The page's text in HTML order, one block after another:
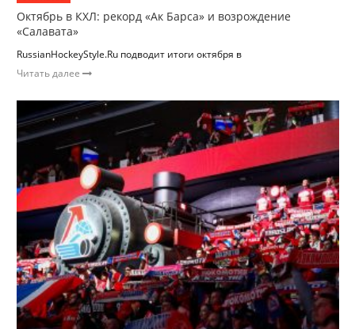
Октябрь в КХЛ: рекорд «Ак Барса» и возрождение
«Салавата»
RussianHockeyStyle.Ru подводит итоги октября в
Читать далее